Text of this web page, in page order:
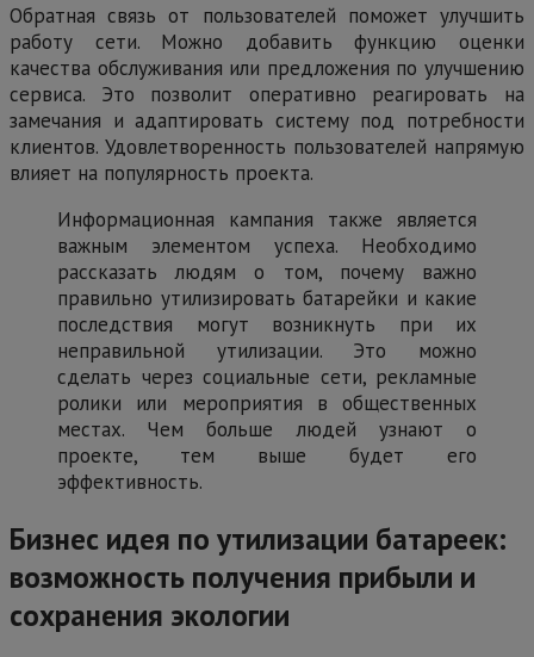
Обратная связь от пользователей поможет улучшить
работу сети. Можно добавить функцию оценки
качества обслуживания или предложения по улучшению
сервиса. Это позволит оперативно реагировать на
замечания и адаптировать систему под потребности
клиентов. Удовлетворенность пользователей напрямую
влияет на популярность проекта.
Информационная кампания также является
важным элементом успеха. Необходимо
рассказать людям о том, почему важно
правильно утилизировать батарейки и какие
последствия могут возникнуть при их
неправильной утилизации. Это можно
сделать через социальные сети, рекламные
ролики или мероприятия в общественных
местах. Чем больше людей узнают о
проекте, тем выше будет его
эффективность.
Бизнес идея по утилизации батареек:
возможность получения прибыли и
сохранения экологии